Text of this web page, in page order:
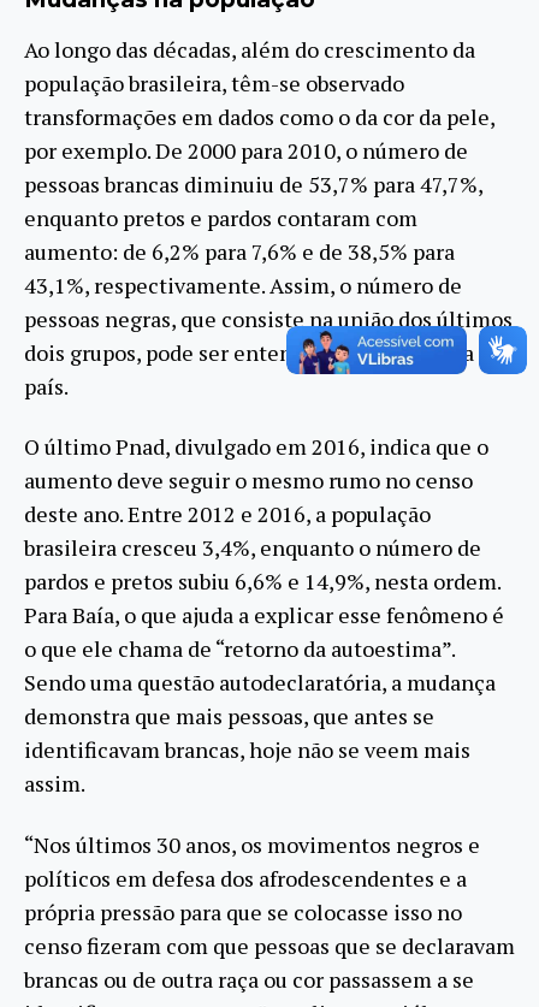
Ao longo das décadas, além do crescimento da
população brasileira, têm-se observado
transformações em dados como o da cor da pele,
por exemplo. De 2000 para 2010, o número de
pessoas brancas diminuiu de 53,7% para 47,7%,
enquanto pretos e pardos contaram com
aumento: de 6,2% para 7,6% e de 38,5% para
43,1%, respectivamente. Assim, o número de
pessoas negras, que consiste na união dos últimos
dois grupos, pode ser entendida como maioria no
país.
O último Pnad, divulgado em 2016, indica que o
aumento deve seguir o mesmo rumo no censo
deste ano. Entre 2012 e 2016, a população
brasileira cresceu 3,4%, enquanto o número de
pardos e pretos subiu 6,6% e 14,9%, nesta ordem.
Para Baía, o que ajuda a explicar esse fenômeno é
o que ele chama de “retorno da autoestima”.
Sendo uma questão autodeclaratória, a mudança
demonstra que mais pessoas, que antes se
identificavam brancas, hoje não se veem mais
assim.
“Nos últimos 30 anos, os movimentos negros e
políticos em defesa dos afrodescendentes e a
própria pressão para que se colocasse isso no
censo fizeram com que pessoas que se declaravam
brancas ou de outra raça ou cor passassem a se